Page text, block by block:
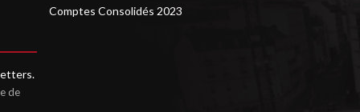
de
Comptes Consolidés 2023